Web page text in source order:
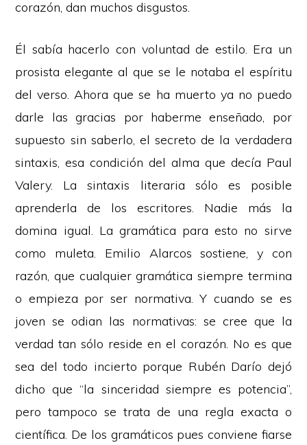
corazón, dan muchos disgustos.
Él sabía hacerlo con voluntad de estilo. Era un
prosista elegante al que se le notaba el espíritu
del verso. Ahora que se ha muerto ya no puedo
darle las gracias por haberme enseñado, por
supuesto sin saberlo, el secreto de la verdadera
sintaxis, esa condición del alma que decía Paul
Valery. La sintaxis literaria sólo es posible
aprenderla de los escritores. Nadie más la
domina igual. La gramática para esto no sirve
como muleta. Emilio Alarcos sostiene, y con
razón, que cualquier gramática siempre termina
o empieza por ser normativa. Y cuando se es
joven se odian las normativas: se cree que la
verdad tan sólo reside en el corazón. No es que
sea del todo incierto porque Rubén Darío dejó
dicho que “la sinceridad siempre es potencia”,
pero tampoco se trata de una regla exacta o
científica. De los gramáticos pues conviene fiarse